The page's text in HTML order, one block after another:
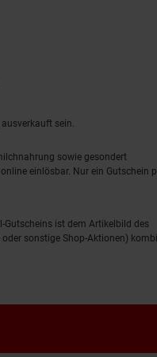
sein.
sowie gesondert
einlösbar. Nur ein Gutschein
Gutscheins ist dem Artikelbild des
sonstige Shop-Aktionen)